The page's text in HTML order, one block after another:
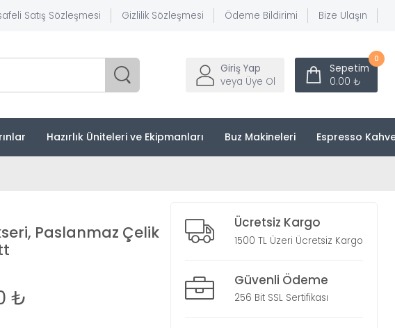
Satış Sözleşmesi Gizlilik Sözleşmesi Ödeme Bildirimi Bize Ulaşın
Giriş Yap
veya Üye Ol
Sepetim
0.00 ₺
0
Hazırlık Üniteleri ve Ekipmanları Buz Makineleri Espresso
Paslanmaz Çelik
₺
Ücretsiz Kargo
1500 TL Üzeri Ücretsiz Kargo
Güvenli Ödeme
256 Bit SSL Sertifikası